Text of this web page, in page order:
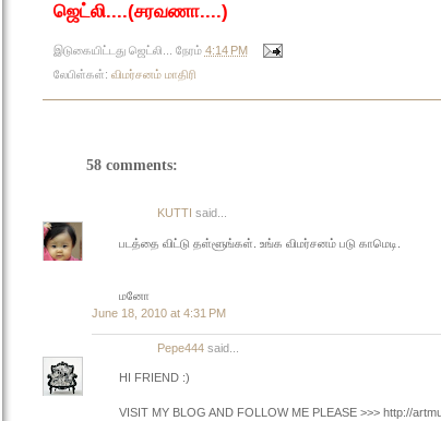
ஜெட்லி....(சரவணா....)
இடுகையிட்டது ஜெட்லி... நேரம் 4:14 PM
லேபிள்கள்: விமர்சனம் மாதிரி
58 comments:
KUTTI said...
படத்தை விட்டு தள்ளூங்கள். உங்க விமர்சனம் படு காமெடி.
மனோ
June 18, 2010 at 4:31 PM
Pepe444said...
HI FRIEND :)
VISIT MY BLOG AND FOLLOW ME PLEASE >>> http://